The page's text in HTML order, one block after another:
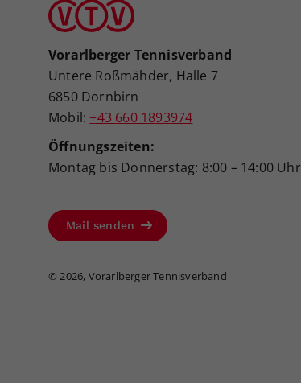
Vorarlberger Tennisverband
Untere Roßmähder, Halle 7
6850 Dornbirn
Mobil: +43 660 1893974
Öffnungszeiten:
Montag bis Donnerstag: 8:00 – 14:00 Uhr
Mail senden
©2026, Vorarlberger Tennisverband